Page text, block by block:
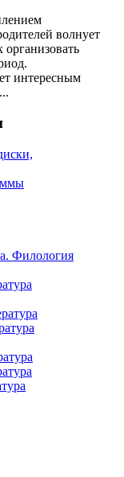
волнует
интересным
Филология